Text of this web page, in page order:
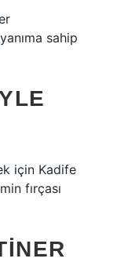
sahip
için Kadife
fırçası